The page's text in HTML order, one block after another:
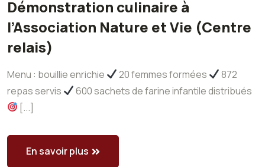
Démonstration culinaire à
l’Association Nature et Vie (Centre
relais)
Menu : bouillie enrichie 20 femmes formées
872
repas servis
600 sachets de farine infantile distribués
[...]
En savoir plus